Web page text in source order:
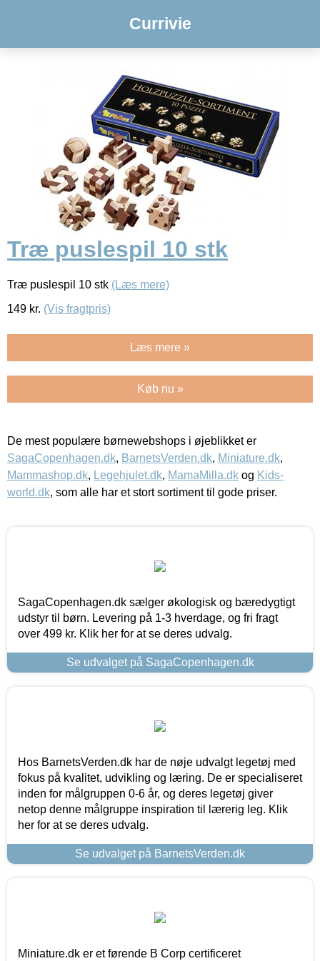
Currivie
Træ puslespil 10 stk
Træ puslespil 10 stk (Læs mere)
149 kr. (Vis fragtpris)
Læs mere »
Køb nu »
De mest populære børnewebshops i øjeblikket er
SagaCopenhagen.dk, BarnetsVerden.dk, Miniature.dk,
Mammashop.dk, Legehjulet.dk, MamaMilla.dk og Kids-
world.dk, som alle har et stort sortiment til gode priser.
SagaCopenhagen.dk sælger økologisk og bæredygtigt
udstyr til børn. Levering på 1-3 hverdage, og fri fragt
over 499 kr. Klik her for at se deres udvalg.
Se udvalget på SagaCopenhagen.dk
Hos BarnetsVerden.dk har de nøje udvalgt legetøj med
fokus på kvalitet, udvikling og læring. De er specialiseret
inden for målgruppen 0-6 år, og deres legetøj giver
netop denne målgruppe inspiration til lærerig leg. Klik
her for at se deres udvalg.
Se udvalget på BarnetsVerden.dk
Miniature.dk er et førende B Corp certificeret